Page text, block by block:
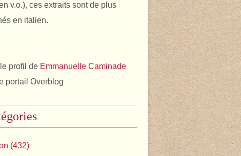
v.o.), ces extraits sont de plus
en italien.
profil de Emmanuelle Caminade
portail Overblog
(432)